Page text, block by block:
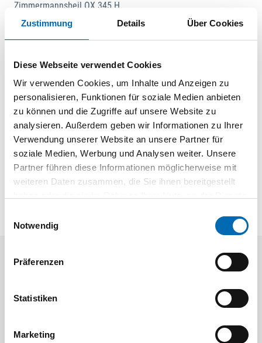
Zustimmung Details Über Cookies
Diese Webseite verwendet Cookies
Wir verwenden Cookies, um Inhalte und Anzeigen zu
personalisieren, Funktionen für soziale Medien anbieten
zu können und die Zugriffe auf unsere Website zu
analysieren. Außerdem geben wir Informationen zu Ihrer
Verwendung unserer Website an unsere Partner für
soziale Medien, Werbung und Analysen weiter. Unsere
Partner führen diese Informationen möglicherweise mit
weiteren Daten zusammen, die Sie ihnen bereitgestellt
Notwendig
Präferenzen
Statistiken
Marketing
Zimmermannsbeil OX 345 H
Angeschmiedete Nagelklaue
Zweiseitige Schneide, fein poliert
Dokumente
01 | Hauptkatalog 2019/21
Aktuelle Angebote